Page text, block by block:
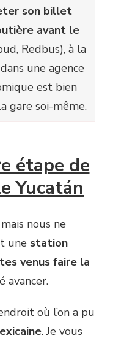
son billet
avant le
Redbus), à la
une agence
est bien
gare soi-même.
étape de
Yucatán
nous ne
une station
venus faire la
avancer.
où l’on a pu
. Je vous